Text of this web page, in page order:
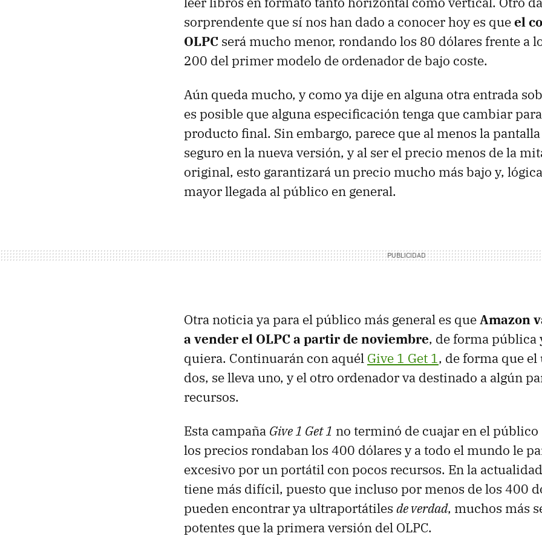
sorprendente que sí nos han dado a conocer hoy es queel
OLPC será mucho menor, rondando los 80 dólares frente a
200 del primer modelo de ordenador de bajo coste.
Aún queda mucho, y como ya dije en alguna otra entrada
es posible que alguna especificación tenga que cambiar
producto final. Sin embargo, parece que al menos la
seguro en la nueva versión, y al ser el precio menos de la
original, esto garantizará un precio mucho más bajo y,
mayor llegada al público en general.
Otra noticia ya para el público más general es queAmazon
a vender el OLPC a partir de noviembre, de forma pública
quiera. Continuarán con aquél Give 1 Get 1, de forma que el
dos, se lleva uno, y el otro ordenador va destinado a algún
recursos.
Esta campaña Give 1 Get 1 no terminó de cuajar en el público
los precios rondaban los 400 dólares y a todo el mundo le
excesivo por un portátil con pocos recursos. En la
tiene más difícil, puesto que incluso por menos de los 400
pueden encontrar ya ultraportátiles de verdad, muchos más
potentes que la primera versión del OLPC.